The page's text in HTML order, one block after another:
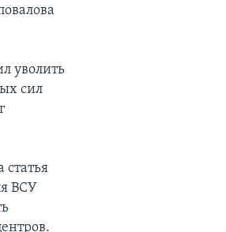
уволить
сил
статья
ВСУ